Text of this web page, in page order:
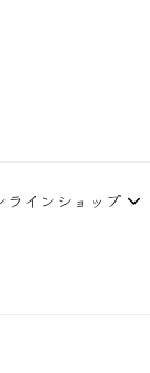
ラインショップ